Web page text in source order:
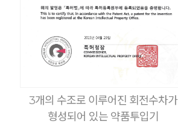
3개의 수조로 이루어진 회전수차가
형성되어 있는 약품투입기